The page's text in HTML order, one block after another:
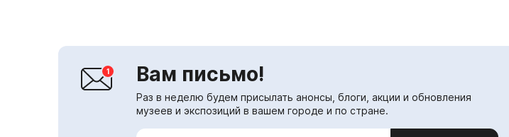
Вам письмо!
Раз в неделю будем присылать анонсы, блоги, акции и обновления
музеев и экспозиций в вашем городе и по стране.